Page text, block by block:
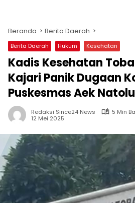
Beranda Berita Daerah
Berita Daerah Hukum Kesehatan
Kadis Kesehatan
Kajari Panik Dugaan
Puskesmas Aek
Redaksi Since24 News
5 Min
12 Mei 2025